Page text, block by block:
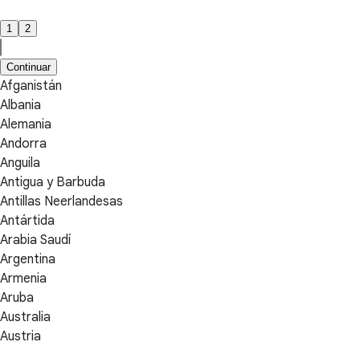
1 2
Continuar
Afganistán
Albania
Alemania
Andorra
Anguila
Antigua y Barbuda
Antillas Neerlandesas
Antártida
Arabia Saudí
Argentina
Armenia
Aruba
Australia
Austria